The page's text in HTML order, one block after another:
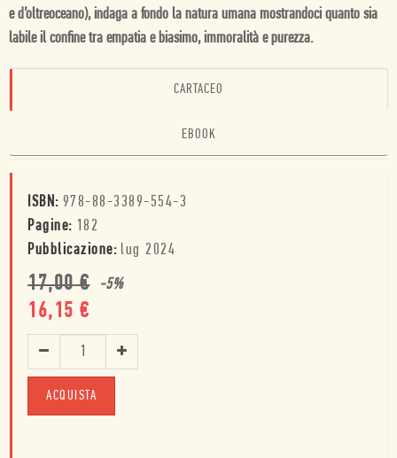
e d’oltreoceano), indaga a fondo la natura umana mostrandoci quanto sia
labile il confine tra empatia e biasimo, immoralità e purezza.
CARTACEO
EBOOK
ISBN: 978-88-3389-554-3
Pagine: 182
Pubblicazione: lug 2024
17,00€ -5%
16,15 €
ACQUISTA